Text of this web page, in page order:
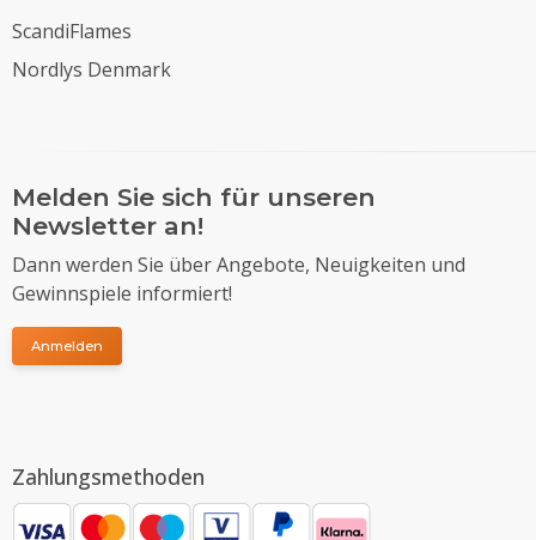
ScandiFlames
Nordlys Denmark
Melden Sie sich für unseren
Newsletter an!
Dann werden Sie über Angebote, Neuigkeiten und
Gewinnspiele informiert!
Anmelden
Zahlungsmethoden